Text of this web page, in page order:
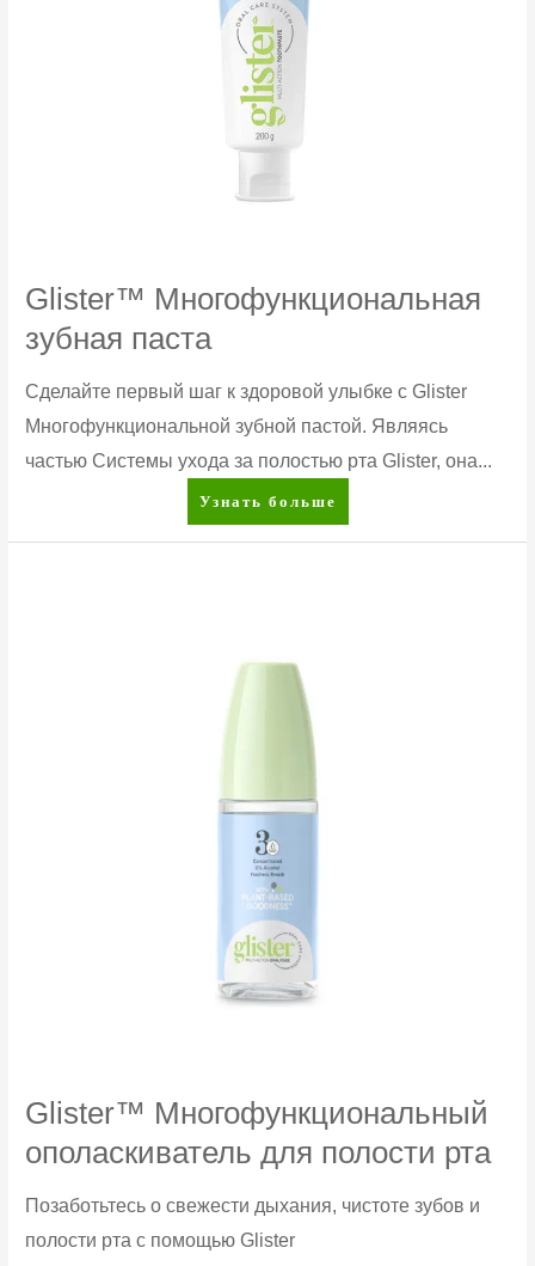
Glister™ Многофункциональная
зубная паста
Сделайте первый шаг к здоровой улыбке с Glister
Многофункциональной зубной пастой. Являясь
частью Системы ухода за полостью рта Glister, она...
Glister™
Многофункциональная
Узнать больше
Glister™ Многофункциональный
ополаскиватель для полости рта
Позаботьтесь о свежести дыхания, чистоте зубов и
полости рта с помощью Glister